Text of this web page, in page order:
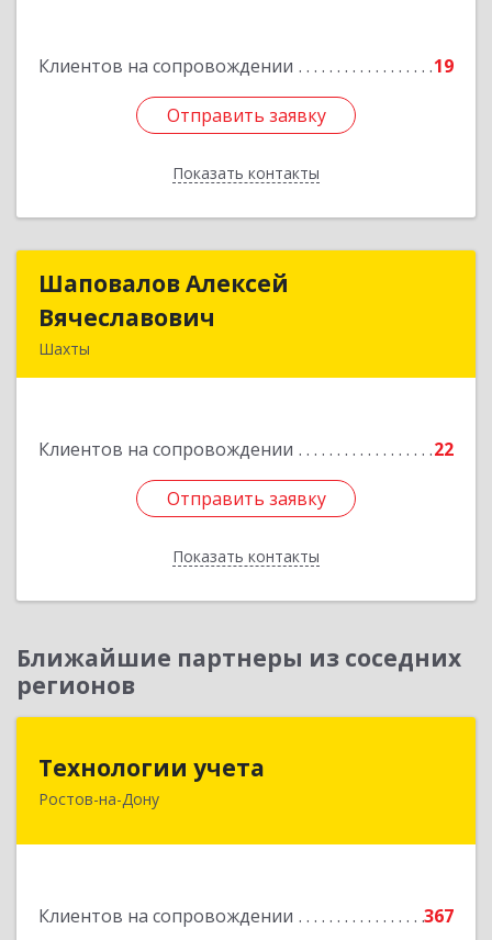
Клиентов на сопровождении 19
Отправить заявку
Показать контакты
Отправить заявку
Назад
Шаповалов Алексей
Вячеславович
Шахты
Клиентов на сопровождении 22
Отправить заявку
Показать контакты
Шаповалов Алексей
Отправить заявку
Назад
Ближайшие партнеры из соседних
регионов
Технологии учета
Ростов-на-Дону
Клиентов на сопровождении
367
344064, Ростовская обл, Ростов-на-Дону г,